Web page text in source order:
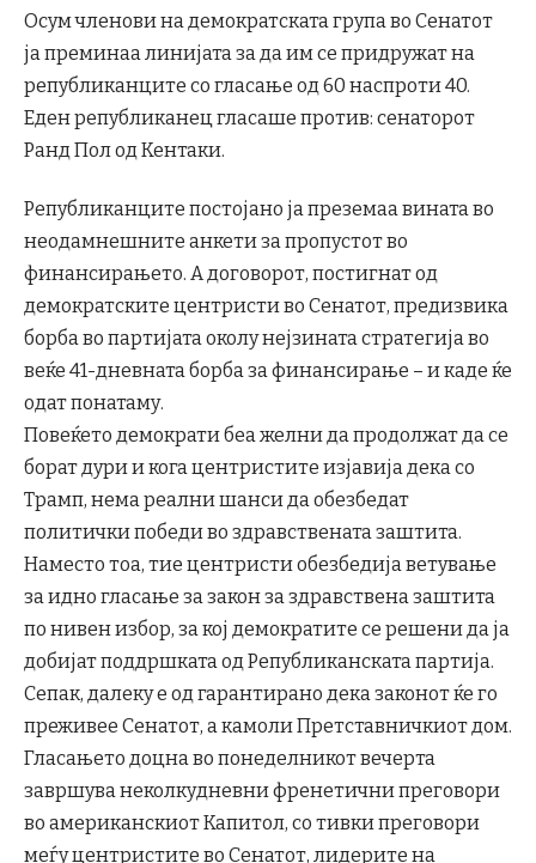
Осум членови на демократската група во Сенатот
ја преминаа линијата за да им се придружат на
републиканците со гласање од 60 наспроти 40.
Еден републиканец гласаше против: сенаторот
Ранд Пол од Кентаки.
Републиканците постојано ја преземаа вината во
неодамнешните анкети за пропустот во
финансирањето. А договорот, постигнат од
демократските центристи во Сенатот, предизвика
борба во партијата околу нејзината стратегија во
веќе 41-дневната борба за финансирање – и каде ќе
одат понатаму.
Повеќето демократи беа желни да продолжат да се
борат дури и кога центристите изјавија дека со
Трамп, нема реални шанси да обезбедат
политички победи во здравствената заштита.
Наместо тоа, тие центристи обезбедија ветување
за идно гласање за закон за здравствена заштита
по нивен избор, за кој демократите се решени да ја
добијат поддршката од Републиканската партија.
Сепак, далеку е од гарантирано дека законот ќе го
преживее Сенатот, а камоли Претставничкиот дом.
Гласањето доцна во понеделникот вечерта
завршува неколкудневни френетични преговори
во американскиот Капитол, со тивки преговори
меѓу центристите во Сенатот, лидерите на